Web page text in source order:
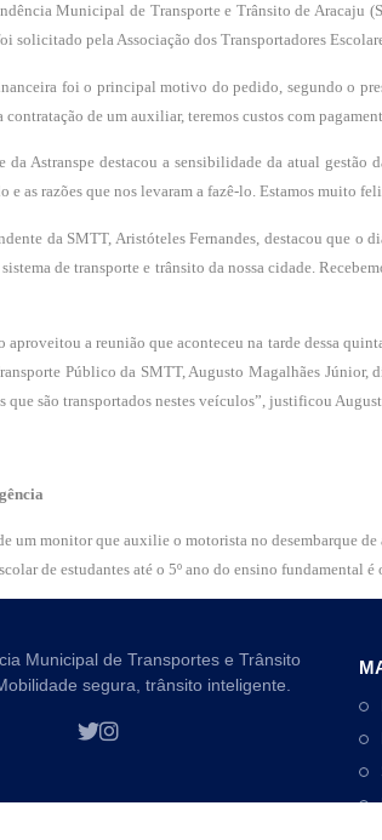
Municipal de Transporte e Trânsito de Aracaju
solicitado pela Associação dos Transportadores
foi o principal motivo do pedido, segundo o
contratação de um auxiliar, teremos custos com
da Astranspe destacou a sensibilidade da atual
e as razões que nos levaram a fazê-lo. Estamos muito
da SMTT, Aristóteles Fernandes, destacou que
de transporte e trânsito da nossa cidade.
aproveitou a reunião que aconteceu na tarde dessa
Público da SMTT, Augusto Magalhães Júnior,
que são transportados nestes veículos”, justificou
um monitor que auxilie o motorista no desembarque
de estudantes até o 5º ano do ensino
Municipal de Transportes e Trânsito
segura, trânsito inteligente.